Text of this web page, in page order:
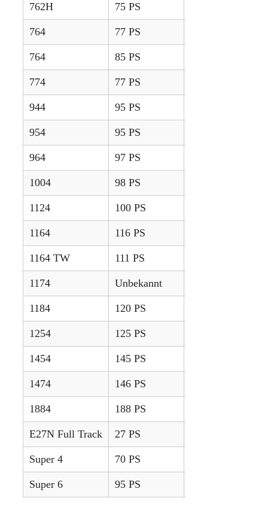
762H 75 PS
764 77 PS
764 85 PS
774 77 PS
944 95 PS
954 95 PS
964 97 PS
1004 98 PS
1124 100 PS
1164 116 PS
1164 TW 111 PS
1174 Unbekannt
1184 120 PS
1254 125 PS
1454 145 PS
1474 146 PS
1884 188 PS
E27N Full Track 27 PS
Super 4 70 PS
Super 6 95 PS